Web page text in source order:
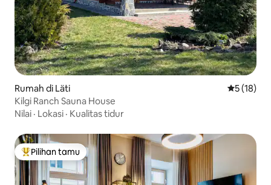
Rumah di Läti Nilai rata-
5 (18)
Kilgi Ranch Sauna House
Nilai · Lokasi · Kualitas tidur
Pilihan tamu terpopuler
Pilihan tamu